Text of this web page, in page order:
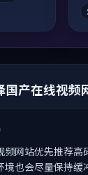
产在线视频
频网站优先推荐高
也会尽量保持缓